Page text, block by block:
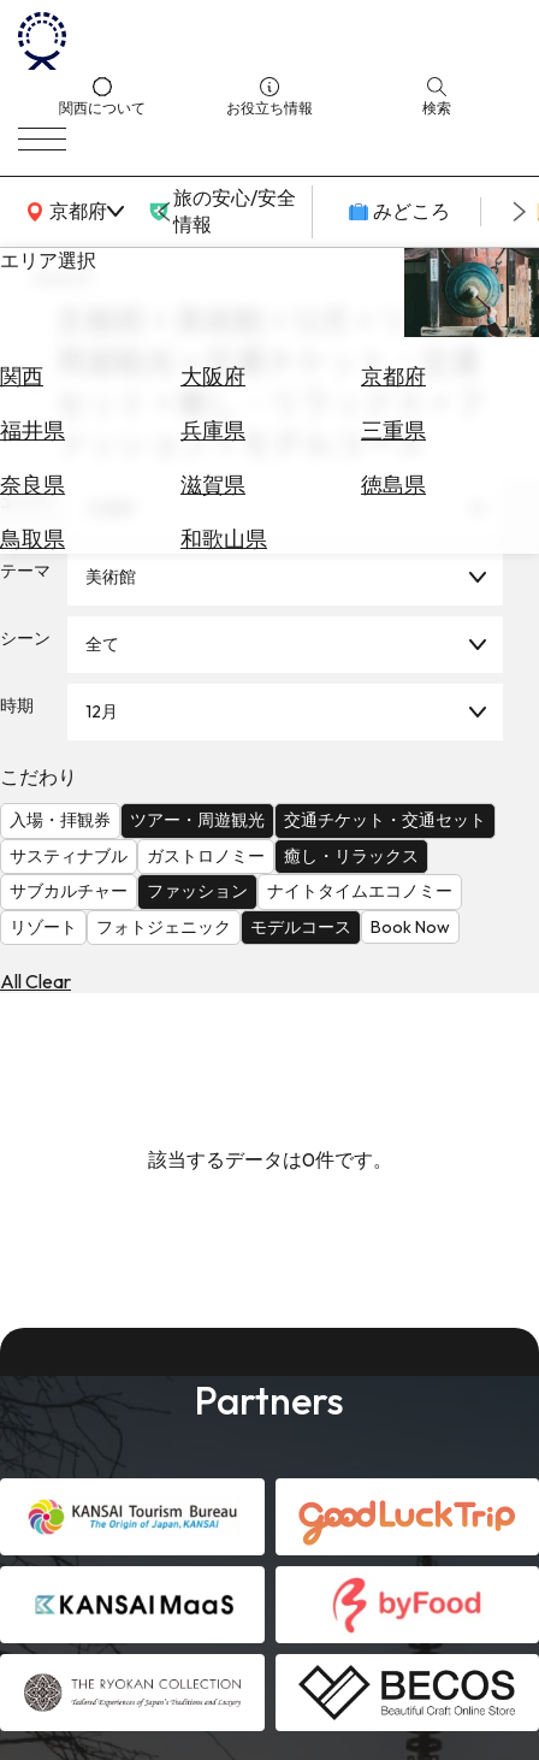
関西について お役立ち情報 検索
京都府
関西広域MAP
旅の安心/安全
情報
みどころ
エリア選択
関西 大阪府
京都府
福井県
兵庫県
三重県
奈良県
滋賀県
徳島県
鳥取県
和歌山県
エ
券
テ
を
る
search
京都府 × 美術館 × 12月 × ツアー・
周遊観光 × 交通チケット・交通
ァッション × モデルコース
エリア
テーマ 美術館
シーン 全て
時期 12月
こだわり
入場・拝観券 ツアー・周遊観光
交通チケット・交通セット
サスティナブル
ガストロノミー
癒し・リラックス
サブカルチャー
ファッション
ナイトタイムエコノミー
リゾート
フォトジェニック モデルコース Book Now
All Clear
該当するデータは0件です。
Partners